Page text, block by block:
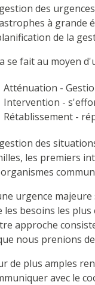
des
à grande
de la
se fait au moyen
Atténuation -
Intervention -
Rétablissement -
des
les premiers
urgence
les besoins les
approche
nous prenions
de plus amples
avec le